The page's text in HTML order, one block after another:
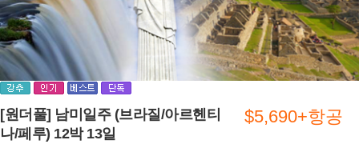
[원더풀] 남미일주 (브라질/아르헨티
나/페루) 12박 13일
$5,690+항공